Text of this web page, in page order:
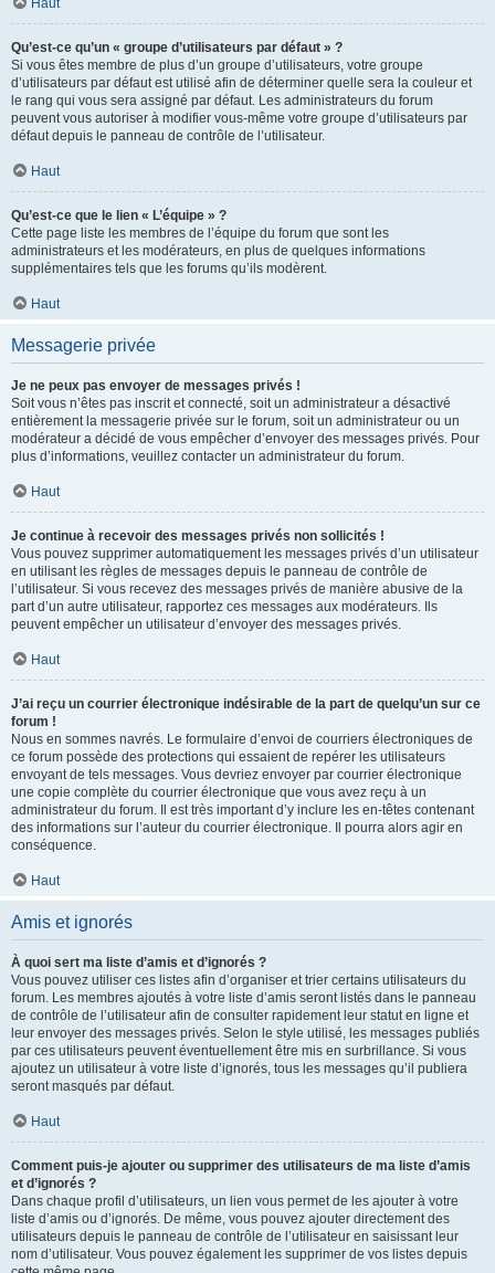
Haut
Qu’est-ce qu’un « groupe d’utilisateurs par défaut » ?
Si vous êtes membre de plus d’un groupe d’utilisateurs, votre groupe
d’utilisateurs par défaut est utilisé afin de déterminer quelle sera la couleur et
le rang qui vous sera assigné par défaut. Les administrateurs du forum
peuvent vous autoriser à modifier vous-même votre groupe d’utilisateurs par
défaut depuis le panneau de contrôle de l’utilisateur.
Haut
Qu’est-ce que le lien « L’équipe » ?
Cette page liste les membres de l’équipe du forum que sont les
administrateurs et les modérateurs, en plus de quelques informations
supplémentaires tels que les forums qu’ils modèrent.
Haut
Messagerie privée
Je ne peux pas envoyer de messages privés !
Soit vous n’êtes pas inscrit et connecté, soit un administrateur a désactivé
entièrement la messagerie privée sur le forum, soit un administrateur ou un
modérateur a décidé de vous empêcher d’envoyer des messages privés. Pour
plus d’informations, veuillez contacter un administrateur du forum.
Haut
Je continue à recevoir des messages privés non sollicités !
Vous pouvez supprimer automatiquement les messages privés d’un utilisateur
en utilisant les règles de messages depuis le panneau de contrôle de
l’utilisateur. Si vous recevez des messages privés de manière abusive de la
part d’un autre utilisateur, rapportez ces messages aux modérateurs. Ils
peuvent empêcher un utilisateur d’envoyer des messages privés.
Haut
J’ai reçu un courrier électronique indésirable de la part de quelqu’un sur ce
forum !
Nous en sommes navrés. Le formulaire d’envoi de courriers électroniques de
ce forum possède des protections qui essaient de repérer les utilisateurs
envoyant de tels messages. Vous devriez envoyer par courrier électronique
une copie complète du courrier électronique que vous avez reçu à un
administrateur du forum. Il est très important d’y inclure les en-têtes contenant
des informations sur l’auteur du courrier électronique. Il pourra alors agir en
conséquence.
Haut
Amis et ignorés
À quoi sert ma liste d’amis et d’ignorés ?
Vous pouvez utiliser ces listes afin d’organiser et trier certains utilisateurs du
forum. Les membres ajoutés à votre liste d’amis seront listés dans le panneau
de contrôle de l’utilisateur afin de consulter rapidement leur statut en ligne et
leur envoyer des messages privés. Selon le style utilisé, les messages publiés
par ces utilisateurs peuvent éventuellement être mis en surbrillance. Si vous
ajoutez un utilisateur à votre liste d’ignorés, tous les messages qu’il publiera
seront masqués par défaut.
Haut
Comment puis-je ajouter ou supprimer des utilisateurs de ma liste d’amis
et d’ignorés ?
Dans chaque profil d’utilisateurs, un lien vous permet de les ajouter à votre
liste d’amis ou d’ignorés. De même, vous pouvez ajouter directement des
utilisateurs depuis le panneau de contrôle de l’utilisateur en saisissant leur
nom d’utilisateur. Vous pouvez également les supprimer de vos listes depuis